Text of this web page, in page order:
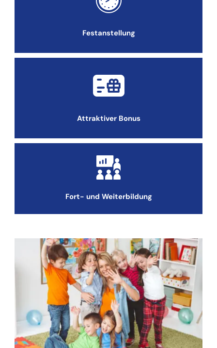
Festanstellung
Attraktiver Bonus
Fort- und Weiterbildung